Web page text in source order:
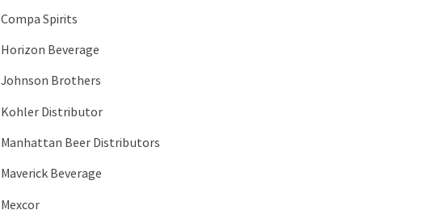
Compa Spirits
Horizon Beverage
Johnson Brothers
Kohler Distributor
Manhattan Beer Distributors
Maverick Beverage
Mexcor